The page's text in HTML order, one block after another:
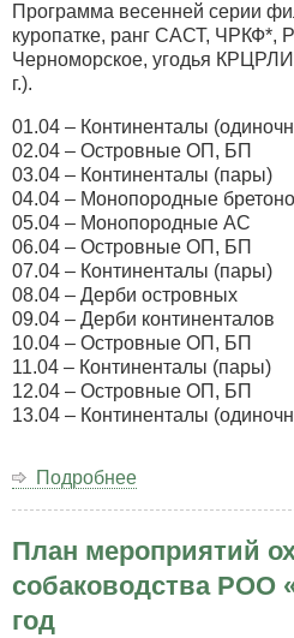
Войне.
Программа весенней серии
куропатке, ранг САСТ, ЧРКФ*,
Черноморское, угодья
г.).
01.04 – Континенталы
02.04 – Островные ОП, БП
03.04 – Континенталы (пары)
04.04 – Монопородные
05.04 – Монопородные АС
06.04 – Островные ОП, БП
07.04 – Континенталы (пары)
08.04 – Дерби островных
09.04 – Дерби континенталов
10.04 – Островные ОП, БП
11.04 – Континенталы (пары)
12.04 – Островные ОП, БП
13.04 – Континенталы
Подробнее
серии
трайлов
План мероприятий
собаководства РОО
год